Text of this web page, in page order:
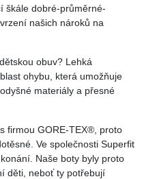
škále dobré-průměrné-
našich nároků na
obuv? Lehká
ohybu, která umožňuje
materiály a přesné
firmou GORE-TEX®, proto
Ve společnosti Superfit
Naše boty byly proto
děti, neboť ty potřebují